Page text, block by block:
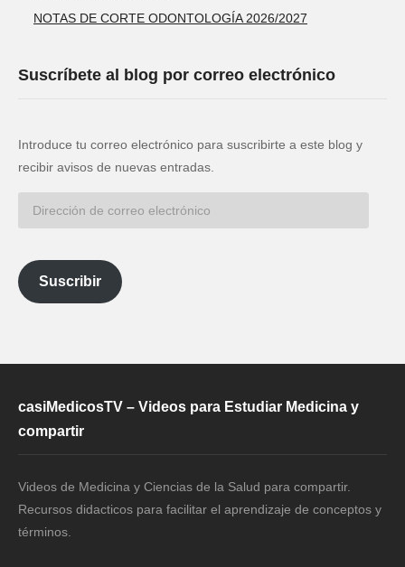
NOTAS DE CORTE ODONTOLOGÍA 2026/2027
Suscríbete al blog por correo electrónico
Introduce tu correo electrónico para suscribirte a este blog y
recibir avisos de nuevas entradas.
electrónico
Suscribir
casiMedicosTV – Videos para Estudiar Medicina y
compartir
Videos de Medicina y Ciencias de la Salud para compartir.
Recursos didacticos para facilitar el aprendizaje de conceptos y
términos.